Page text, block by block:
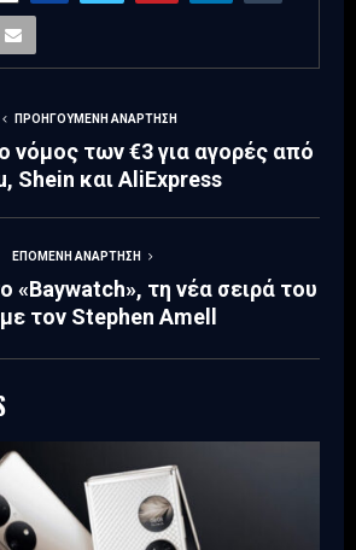
ΠΡΟΗΓΟΎΜΕΝΗ ΑΝΆΡΤΗΣΗ
νόμος των €3 για αγορές από
Shein και AliExpress
ΕΠΌΜΕΝΗ ΑΝΆΡΤΗΣΗ
«Baywatch», τη νέα σειρά του
τον Stephen Amell